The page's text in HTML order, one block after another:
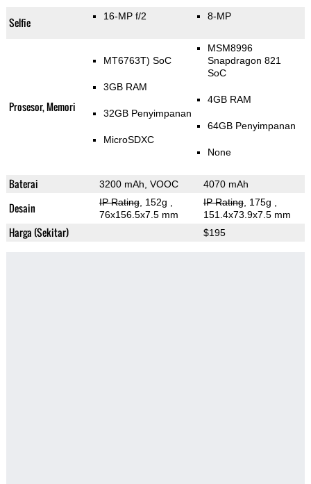
Selfie 16-MP f/2 8-MP
Prosesor, Memori
MT6763T) SoC
3GB RAM
32GB Penyimpanan
MicroSDXC
MSM8996
Snapdragon 821
SoC
4GB RAM
64GB Penyimpanan
None
Baterai 3200 mAh, VOOC 4070 mAh
Desain IP Rating, 152g
76x156.5x7.5 mm
IP Rating, 175g
151.4x73.9x7.5 mm
Harga (Sekitar) $195